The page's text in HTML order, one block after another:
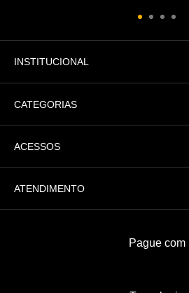
INSTITUCIONAL
CATEGORIAS
ACESSOS
ATENDIMENTO
Pague com